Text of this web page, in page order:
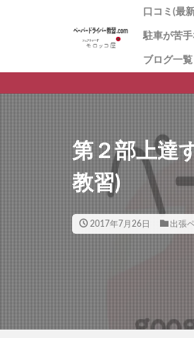
口コミ(最
駐車が苦
ブログ一覧
第２部上達
教習)
2017年7月26日 出張